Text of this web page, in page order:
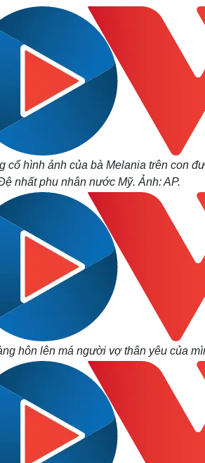
cố hình ảnh của bà Melania trên con
nhất phu nhân nước Mỹ. Ảnh: AP.
hôn lên má người vợ thân yêu của